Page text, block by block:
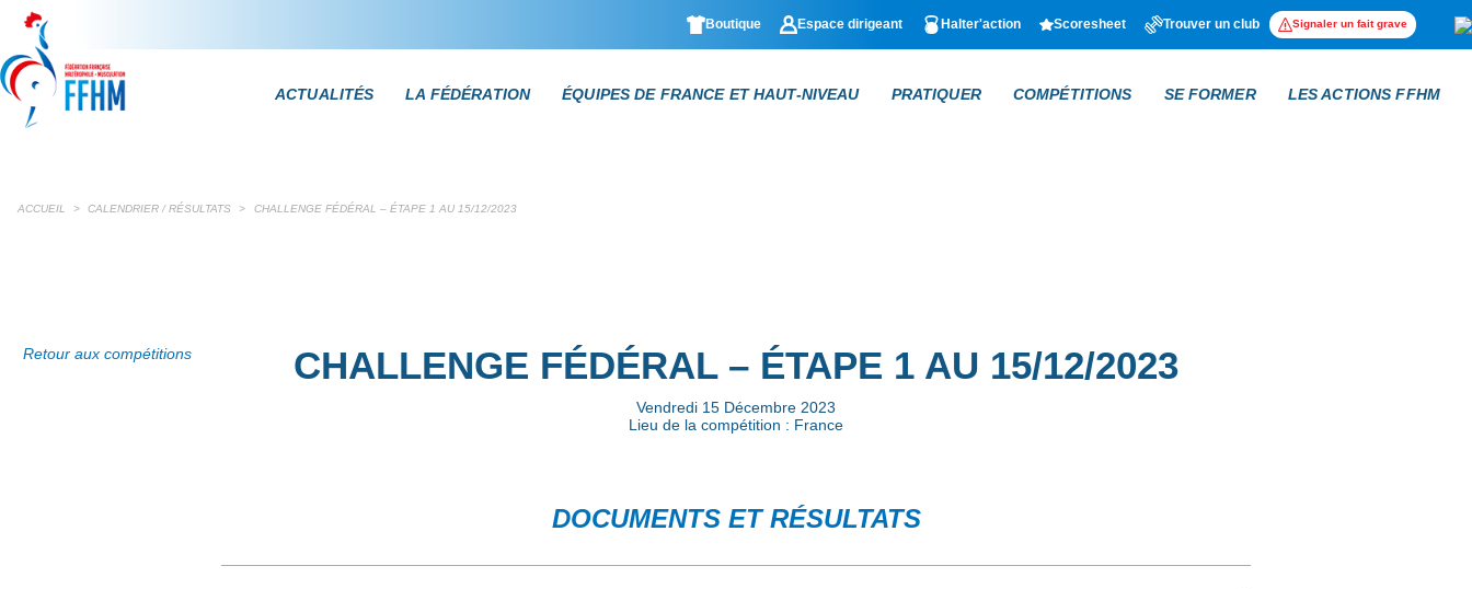
Boutique Espace dirigeant Halter'action Scoresheet Trouver un club Signaler un fait grave
ACTUALITÉS LA FÉDÉRATION ÉQUIPES DE FRANCE ET HAUT-NIVEAU PRATIQUER COMPÉTITIONS SE FORMER LES ACTIONS FFHM
ACCUEIL > CALENDRIER / RÉSULTATS > CHALLENGE FÉDÉRAL – ÉTAPE 1 AU 15/12/2023
Retour aux compétitions CHALLENGE FÉDÉRAL – ÉTAPE 1 AU 15/12/2023
Vendredi 15 Décembre 2023
Lieu de la compétition : France
DOCUMENTS ET RÉSULTATS